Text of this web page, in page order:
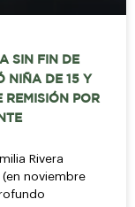
SIN FIN DE
NIÑA DE 15 Y
REMISIÓN POR
Rivera
noviembre